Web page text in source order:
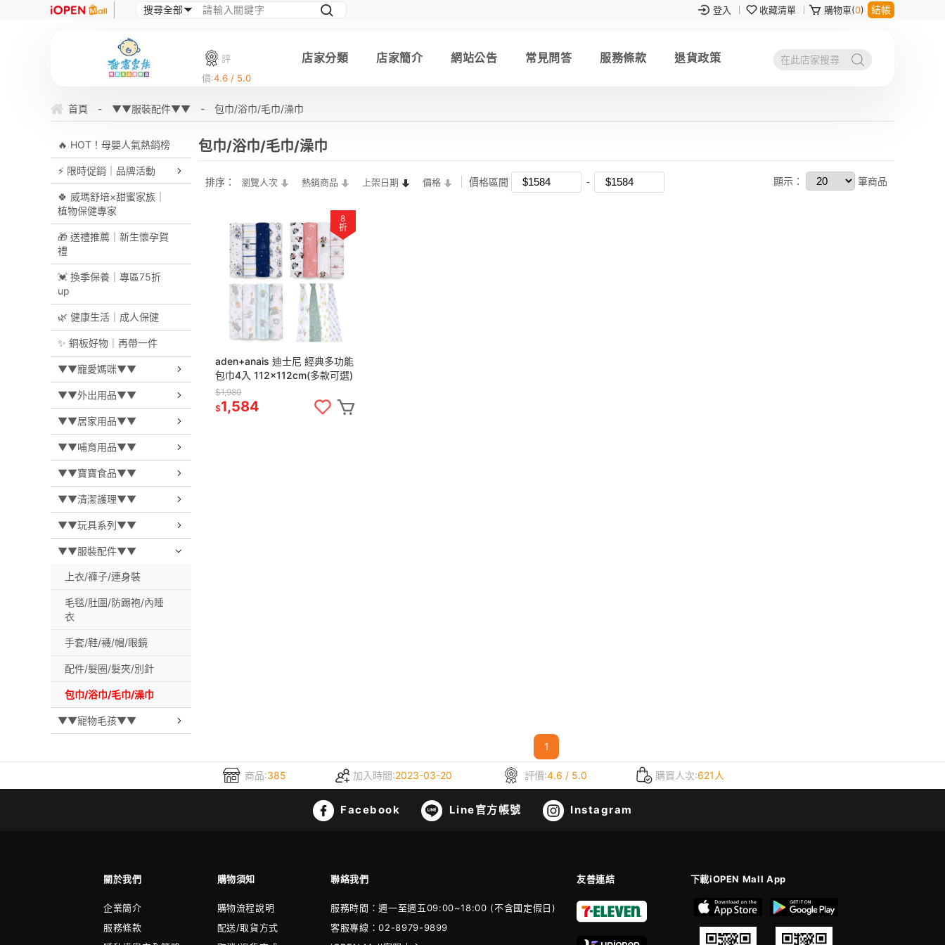
登入 收藏清單 購物車(0) 結帳
評
價:4.6 / 5.0
店家分類 店家簡介 網站公告 常見問答 服務條款 退貨政策
首頁 - ▼▼服裝配件▼▼ - 包巾/浴巾/毛巾/澡巾
🔥 HOT！母嬰人氣熱銷榜
⚡ 限時促銷｜品牌活動
🍀 威瑪舒培×甜蜜家族｜
植物保健專家
🎁 送禮推薦｜新生懷孕賀
禮
💓 換季保養｜專區75折
up
🌿 健康生活｜成人保健
✨ 銅板好物｜再帶一件
▼▼寵愛媽咪▼▼
▼▼外出用品▼▼
▼▼居家用品▼▼
▼▼哺育用品▼▼
▼▼寶寶食品▼▼
▼▼清潔護理▼▼
▼▼玩具系列▼▼
▼▼服裝配件▼▼
上衣/褲子/連身裝
毛毯/肚圍/防踢袍/內睡
衣
手套/鞋/襪/帽/眼鏡
配件/髮圈/髮夾/別針
包巾/浴巾/毛巾/澡巾
▼▼寵物毛孩▼▼
包巾/浴巾/毛巾/澡巾
排序： 瀏覽人次 熱銷商品 上架日期 價格 價格區間 顯示： 筆商品
8
折
aden+anais 迪士尼 經典多功能
包巾4入 112x112cm(多款可選)
$1,980
$1,584
1
商品:385 加入時間:2023-03-20 評價:4.6 / 5.0 購買人次:621人
Facebook Line官方帳號 Instagram
關於我們 購物須知 聯絡我們 友善連結 下載iOPEN Mall App
企業簡介
服務條款
購物流程說明
配送/取貨方式
服務時間：週一至週五09:00~18:00 (不含國定假日)
客服專線：02-8979-9899